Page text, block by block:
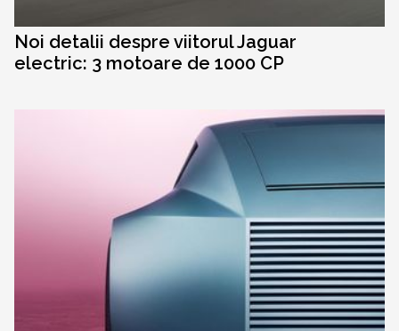
Noi detalii despre viitorul Jaguar
electric: 3 motoare de 1000 CP